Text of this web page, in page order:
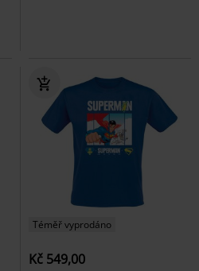
Téměř vyprodáno
Kč 549,00